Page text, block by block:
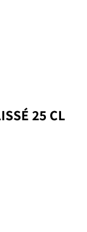
25 CL